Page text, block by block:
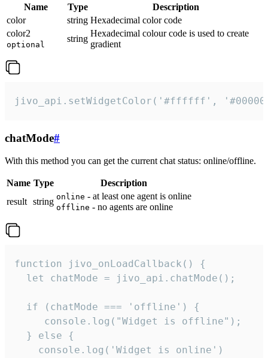
Name Type
Description
color
string Hexadecimal color code
color2
optional
string
Hexadecimal colour code is used to create
gradient
jivo_api.setWidgetColor('#ffffff',
chatMode#
With this method you can get the current chat status: online/offline.
Name Type
Description
result string online - at least one agent is online
offline - no agents are online
function jivo_onLoadCallback() {
  let chatMode = jivo_api.chatMode();
  if (chatMode === 'offline') {
     console.log("Widget is offline");
  } else {
    console.log('Widget is online')